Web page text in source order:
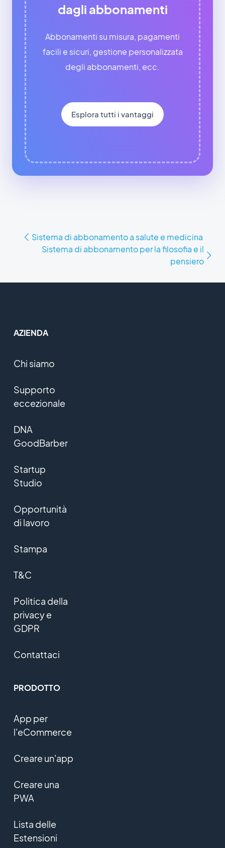
dagli abbonamenti
Abbonamenti su misura, pagamenti
facili e sicuri, gestione personalizzata
degli abbonamenti, ecc.
Esplora tutti i vantaggi
Sistema di abbonamento a salute e medicina
Sistema di abbonamento per la filosofia e il
pensiero
AZIENDA
Chi siamo
Supporto
eccezionale
DNA
GoodBarber
Startup
Studio
Opportunità
di lavoro
Stampa
T&C
Politica della
privacy e
GDPR
Contattaci
PRODOTTO
App per
l'eCommerce
Creare un'app
Creare una
PWA
Lista delle
Estensioni